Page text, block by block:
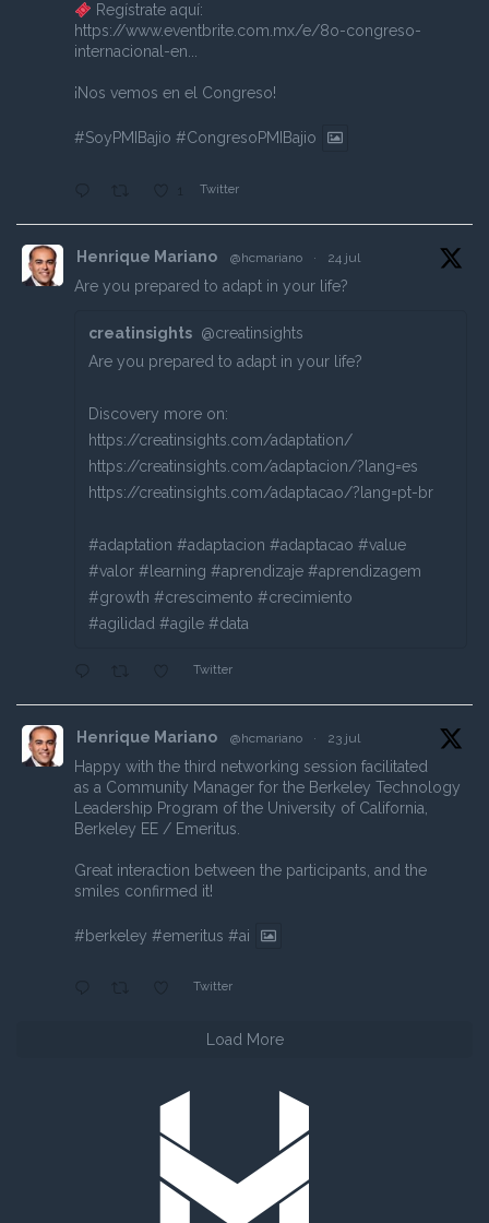
Regístrate aquí:
https://www.eventbrite.com.mx/e/8o-congreso-
internacional-en...
¡Nos vemos en el Congreso!
#SoyPMIBajio #CongresoPMIBajio
Twitter
Henrique Mariano @hcmariano · 24 jul
Are you prepared to adapt in your life?
creatinsights @creatinsights
Are you prepared to adapt in your life?
Discovery more on:
https://creatinsights.com/adaptation/
https://creatinsights.com/adaptacion/?lang=es
https://creatinsights.com/adaptacao/?lang=pt-br
#adaptation #adaptacion #adaptacao #value
#valor #learning #aprendizaje #aprendizagem
#growth #crescimento #crecimiento
#agilidad #agile #data
Twitter
Henrique Mariano @hcmariano · 23 jul
Happy with the third networking session facilitated
as a Community Manager for the Berkeley Technology
Leadership Program of the University of California,
Berkeley EE / Emeritus.
Great interaction between the participants, and the
smiles confirmed it!
#berkeley #emeritus #ai
Twitter
Load More